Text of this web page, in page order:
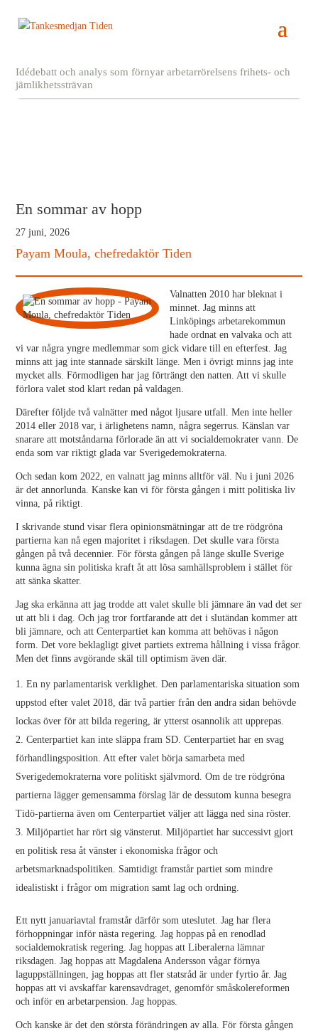
Idédebatt och analys som förnyar arbetarrörelsens frihets- och
jämlikhetssträvan
En sommar av hopp
27 juni, 2026
Payam Moula, chefredaktör Tiden
Valnatten 2010 har bleknat i
minnet. Jag minns att
Linköpings arbetarekommun
hade ordnat en valvaka och att
vi var några yngre medlemmar som gick vidare till en efterfest. Jag
minns att jag inte stannade särskilt länge. Men i övrigt minns jag inte
mycket alls. Förmodligen har jag förträngt den natten. Att vi skulle
förlora valet stod klart redan på valdagen.
Därefter följde två valnätter med något ljusare utfall. Men inte heller
2014 eller 2018 var, i ärlighetens namn, några segerrus. Känslan var
snarare att motståndarna förlorade än att vi socialdemokrater vann. De
enda som var riktigt glada var Sverigedemokraterna.
Och sedan kom 2022, en valnatt jag minns alltför väl. Nu i juni 2026
är det annorlunda. Kanske kan vi för första gången i mitt politiska liv
vinna, på riktigt.
I skrivande stund visar flera opinionsmätningar att de tre rödgröna
partierna kan nå egen majoritet i riksdagen. Det skulle vara första
gången på två decennier. För första gången på länge skulle Sverige
kunna ägna sin politiska kraft åt att lösa samhällsproblem i stället för
att sänka skatter.
Jag ska erkänna att jag trodde att valet skulle bli jämnare än vad det ser
ut att bli i dag. Och jag tror fortfarande att det i slutändan kommer att
bli jämnare, och att Centerpartiet kan komma att behövas i någon
form. Det vore beklagligt givet partiets extrema hållning i vissa frågor.
Men det finns avgörande skäl till optimism även där.
En ny parlamentarisk verklighet. Den parlamentariska situation som
uppstod efter valet 2018, där två partier från den andra sidan behövde
lockas över för att bilda regering, är ytterst osannolik att upprepas.
Centerpartiet kan inte släppa fram SD. Centerpartiet har en svag
förhandlingsposition. Att efter valet börja samarbeta med
Sverigedemokraterna vore politiskt självmord. Om de tre rödgröna
partierna lägger gemensamma förslag lär de dessutom kunna besegra
Tidö-partierna även om Centerpartiet väljer att lägga ned sina röster.
Miljöpartiet har rört sig vänsterut. Miljöpartiet har successivt gjort
en politisk resa åt vänster i ekonomiska frågor och
arbetsmarknadspolitiken. Samtidigt framstår partiet som mindre
idealistiskt i frågor om migration samt lag och ordning.
Ett nytt januariavtal framstår därför som uteslutet. Jag har flera
förhoppningar inför nästa regering. Jag hoppas på en renodlad
socialdemokratisk regering. Jag hoppas att Liberalerna lämnar
riksdagen. Jag hoppas att Magdalena Andersson vågar förnya
laguppställningen, jag hoppas att fler statsråd är under fyrtio år. Jag
hoppas att vi avskaffar karensavdraget, genomför småskolereformen
och inför en arbetarpension. Jag hoppas.
Och kanske är det den största förändringen av alla. För första gången